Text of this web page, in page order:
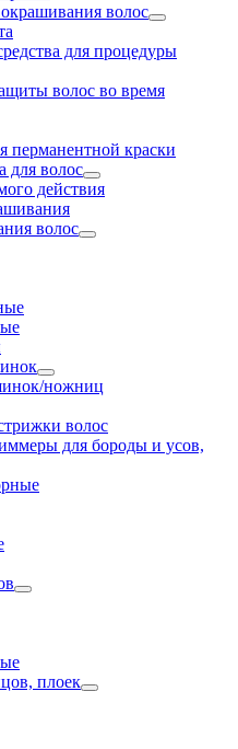
волос
для процедуры
волос во время
перманентной краски
для волос
действия
волос
ножниц
волос
для бороды и усов,
плоек